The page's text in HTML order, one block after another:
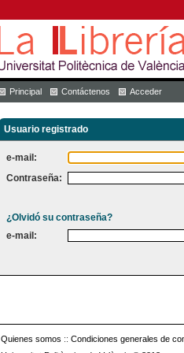
Principal Contáctenos Acceder
Usuario registrado
e-mail:
Contraseña:
¿Olvidó su contraseña?
e-mail:
Quienes somos :: Condiciones generales de